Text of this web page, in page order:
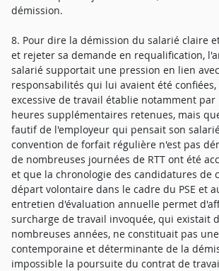
démission.
8. Pour dire la démission du salarié claire
et rejeter sa demande en requalification,
salarié supportait une pression en lien
responsabilités qui lui avaient été
excessive de travail établie notamment par
heures supplémentaires retenues, mais
fautif de l'employeur qui pensait son
convention de forfait régulière n'est pas
de nombreuses journées de RTT ont été
et que la chronologie des candidatures de
départ volontaire dans le cadre du PSE et
entretien d'évaluation annuelle permet
surcharge de travail invoquée, qui existait
nombreuses années, ne constituait pas
contemporaine et déterminante de la
impossible la poursuite du contrat de